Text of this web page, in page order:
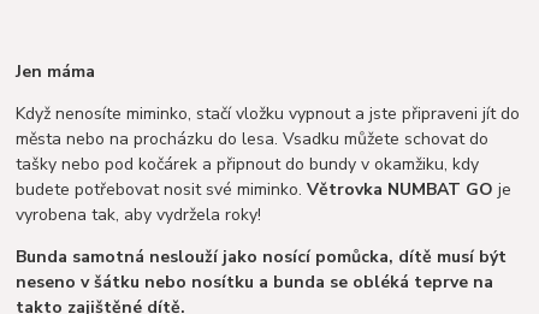
Jen máma
Když nenosíte miminko, stačí vložku vypnout a jste připraveni jít do
města nebo na procházku do lesa. Vsadku můžete schovat do
tašky nebo pod kočárek a připnout do bundy v okamžiku, kdy
budete potřebovat nosit své miminko.Větrovka NUMBAT GOje
vyrobena tak, aby vydržela roky!
Bunda samotná neslouží jako nosící pomůcka, dítě musí být
neseno v šátku nebo nosítku a bunda se obléká teprve na
takto zajištěné dítě.